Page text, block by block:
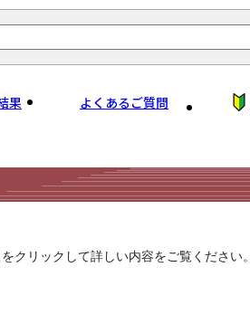
果 よくあるご質問
クリックして詳しい内容をご覧ください。